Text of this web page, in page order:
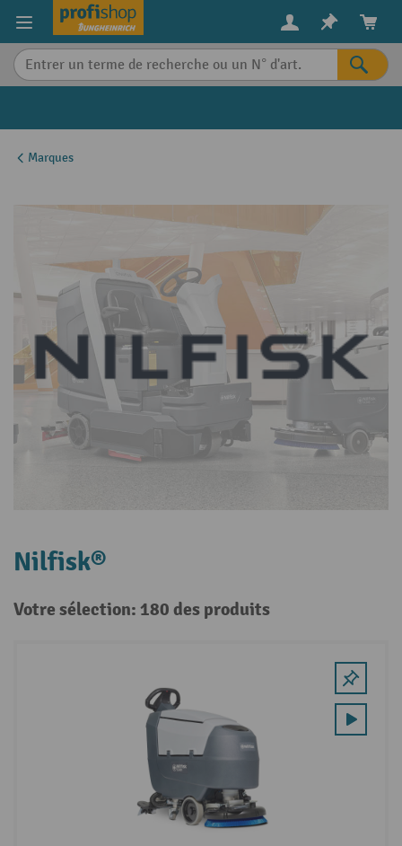
content
Marques
Nilfisk®
Votre sélection: 180 des produits